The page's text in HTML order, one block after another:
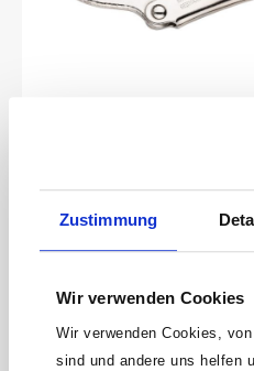
Zustimmung
Wir verwenden Cookies
Wir verwenden Cookies,
sind und andere uns helfen
GermanyAbmessungen /